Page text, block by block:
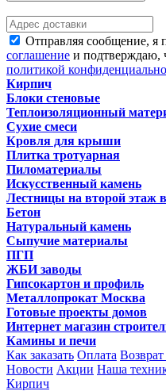
Отправляя сообщение, я
соглашение и подтверждаю,
политикой
Кирпич
Блоки стеновые
Теплоизоляционный
Сухие смеси
Кровля для крыши
Плитка тротуарная
Пиломатериалы
Искусственный камень
Лестницы на второй этаж
Бетон
Натуральный камень
Сыпучие материалы
ПГП
ЖБИ заводы
Гипсокартон и профиль
Металлопрокат Москва
Готовые проекты домов
Интернет магазин
Камины и печи
Как заказать Оплата Возврат
Новости Акции Наша
Кирпич